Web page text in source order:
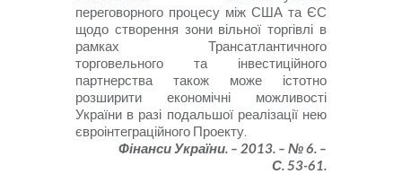
переговорного процесу між США та ЄС
щодо створення зони вільної торгівлі в
рамках Трансатлантичного
торговельного та інвестиційного
партнерства також може істотно
розширити економічні можливості
України в разі подальшої реалізації нею
євроінтеграційного Проекту.
Фінанси України. – 2013. – № 6. –
С. 53-61.